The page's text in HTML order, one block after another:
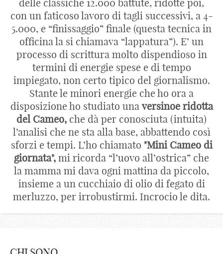
delle classiche 12.000 battute, ridotte poi,
con un faticoso lavoro di tagli successivi, a 4-
5.000, e “finissaggio” finale (questa tecnica in
officina la si chiamava “lappatura”). E’ un
processo di scrittura molto dispendioso in
termini di energie spese e di tempo
impiegato, non certo tipico del giornalismo.
Stante le minori energie che ho ora a
disposizione ho studiato una versinoe ridotta
del Cameo, che dà per conosciuta (intuita)
l’analisi che ne sta alla base, abbattendo così
sforzi e tempi. L’ho chiamato "Mini Cameo di
giornata", mi ricorda “l’uovo all’ostrica” che
la mamma mi dava ogni mattina da piccolo,
insieme a un cucchiaio di olio di fegato di
merluzzo, per irrobustirmi. Incrocio le dita.